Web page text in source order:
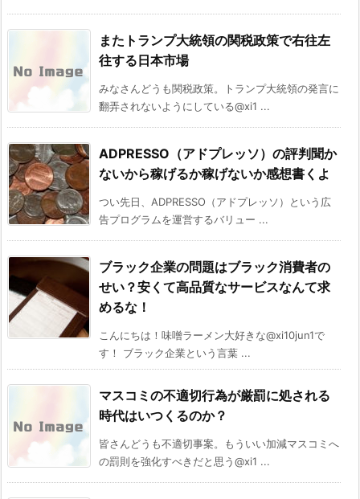
またトランプ大統領の関税政策で右往左
往する日本市場
みなさんどうも関税政策。トランプ大統領の発言に
翻弄されないようにしている@xi1 ...
ADPRESSO（アドプレッソ）の評判聞か
ないから稼げるか稼げないか感想書くよ
つい先日、ADPRESSO（アドプレッソ）という広
告プログラムを運営するバリュー ...
ブラック企業の問題はブラック消費者の
せい？安くて高品質なサービスなんて求
めるな！
こんにちは！味噌ラーメン大好きな@xi10jun1で
す！ ブラック企業という言葉 ...
マスコミの不適切行為が厳罰に処される
時代はいつくるのか？
皆さんどうも不適切事案。もういい加減マスコミへ
の罰則を強化すべきだと思う@xi1 ...